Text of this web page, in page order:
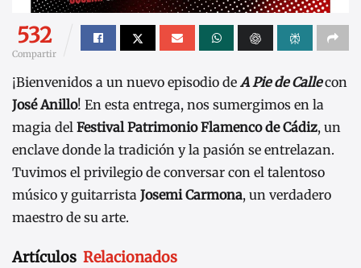
532
Compartir
¡Bienvenidos a un nuevo episodio de A Pie de Callecon
José Anillo! En esta entrega, nos sumergimos en la
magia del Festival Patrimonio Flamenco de Cádiz, un
enclave donde la tradición y la pasión se entrelazan.
Tuvimos el privilegio de conversar con el talentoso
músico y guitarrista Josemi Carmona, un verdadero
maestro de su arte.
Artículos Relacionados